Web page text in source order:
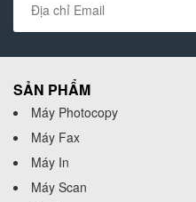
SẢN PHẨM
Máy Photocopy
Máy Fax
Máy In
Máy Scan